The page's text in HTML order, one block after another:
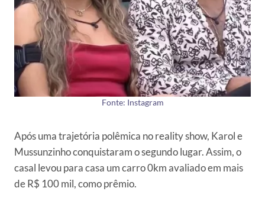
Fonte: Instagram
Após uma trajetória polêmica no reality show, Karol e
Mussunzinho conquistaram o segundo lugar. Assim, o
casal levou para casa um carro 0km avaliado em mais
de R$ 100 mil, como prêmio.